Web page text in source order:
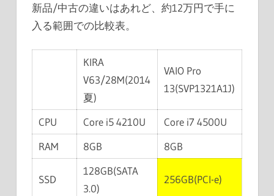
新品/中古の違いはあれど、約12万円で手に
入る範囲での比較表。
KIRA
V63/28M(2014
夏)
VAIO Pro
13(SVP1321A1J)
CPU Core i5 4210U
Core i7 4500U
RAM
8GB 8GB
SSD
128GB(SATA
3.0)
256GB(PCI-e)